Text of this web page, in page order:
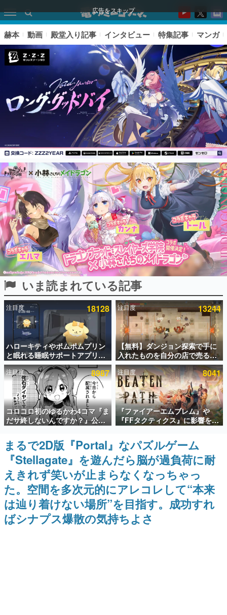
広告をスキップ
ピックアップ
電ファミのいま読まれている記事ランキング
アプリセール情報
インタビュー
連載・特集一覧
殿堂入り記事
SNS拡散数が数千以上！ ページビュー数万以上！ などな
ど。多くの人々に読まれた、電ファミ渾身の“殿堂入り”記
事をまとめました。
ゲームの企画書
名作ゲームクリエイターの方々に製作時のエピソードをお
聞きし、ヒットする企画（ゲーム）とは何か？を探ってい
きます。
赫本
この物語を解いてはいけない。『赫本』は、〈試験問題〉
の形をした短編ホラー小説集です。
新世代に訊く
これからのデジタルゲーム市場を担う若きクリエイター達
の姿を追い、彼らのルーツと情熱を探っていきます。
ゲーム世代の作家たち
ゲームに多大な影響を受けた作家さんに取材し、ゲームが
日本のコンテンツ産業やカルチャーに与えた影響を探る企
画です。
日本モバイルゲーム産業史
日本のモバイルゲーム史における主要なトピック・タイト
ルを網羅するほか、開発者へのインタビューや識者による
解説を掲載。約20年の歴史が一望できる決定版！
赫本 動画 殿堂入り記事 インタビュー 特集記事 マンガ
いま読まれている記事
注目度 18128
ハローキティやポムポムプリン
と眠れる睡眠サポートアプリ
『ゆめたび』が配信中。キャラ
ごとのASMRや目覚ましアラー
ムも搭載
注目度 13244
【無料】ダンジョン探索で手に
入れたものを自分の店で売るゲ
ーム『Moonlighter』がSteam
にて無料配布中！続編
『Moonlighter 2』の9月2日正
式リリースを記念したキャンペ
ーン
注目度 8987
コロコロ初のゆるかわ4コマ『ま
だサ終しないんですか？』公開
スタート。主人公は新入社員の
侘石ダイヤ、ゲーム会社を舞台
にトラブルへ対応する社員たち
を描く
注目度 8041
『ファイアーエムブレム』や
『FFタクティクス』に影響を受
けた新作戦略RPG『Beaten
Path』2027年に発売へ。
PC（Steam）、PS5、Xbox、
Switch向けにリリース予定
まるで2D版『Portal』なパズルゲーム
『Stellagate』を遊んだら脳が過負荷に耐
えきれず笑いが止まらなくなっちゃっ
た。空間を多次元的にアレコレして“本来
は辿り着けない場所”を目指す。成功すれ
ばシナプス爆散の気持ちよさ